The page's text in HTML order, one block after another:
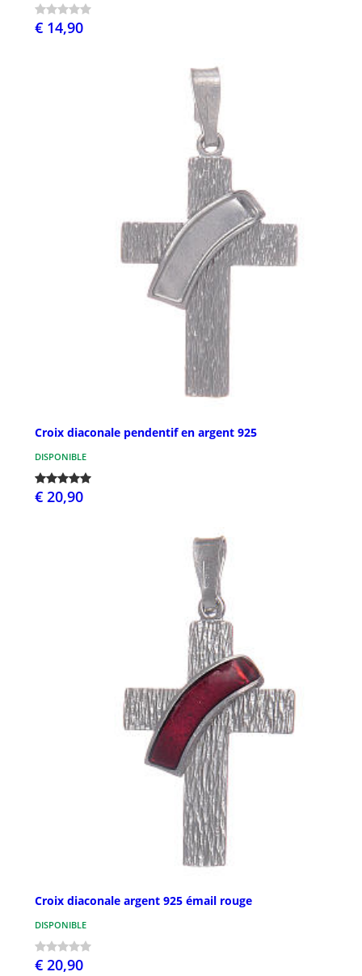
€ 14,90
Croix diaconale pendentif en argent 925
DISPONIBLE
€ 20,90
Croix diaconale argent 925 émail rouge
DISPONIBLE
€ 20,90